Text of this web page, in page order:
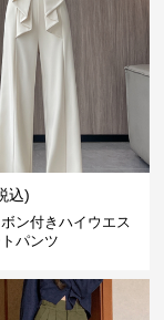
込)
ン付きハイウエス
パンツ